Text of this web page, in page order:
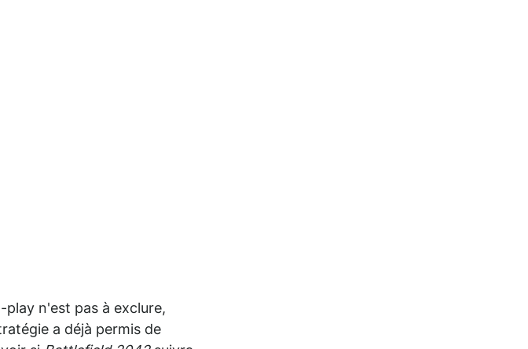
n'est pas à exclure,
a déjà permis de